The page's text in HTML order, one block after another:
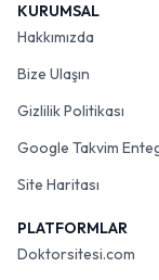
KURUMSAL
Hakkımızda
Bize Ulaşın
Gizlilik Politikası
Google Takvim
Site Haritası
PLATFORMLAR
Doktorsitesi.com